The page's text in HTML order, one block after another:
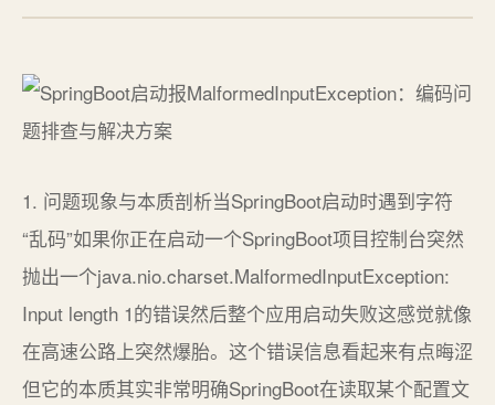
1. 问题现象与本质剖析当SpringBoot启动时遇到字符
“乱码”如果你正在启动一个SpringBoot项目控制台突然
抛出一个java.nio.charset.MalformedInputException:
Input length 1的错误然后整个应用启动失败这感觉就像
在高速公路上突然爆胎。这个错误信息看起来有点晦涩
但它的本质其实非常明确SpringBoot在读取某个配置文